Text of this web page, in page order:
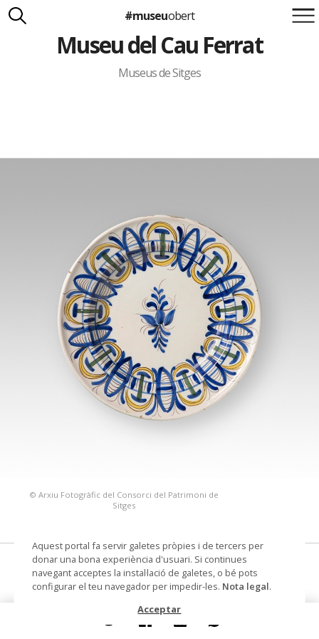
Suma't a la iniciativa
Carlota Royo
Francesca Barcellona
#museuobert
Museu del Cau Ferrat
Museus de Sitges
© Arxiu Fotogràfic del Consorci del Patrimoni de
Sitges
plata
Datació Segona meitat segle XIX
Aquest portal fa servir galetes pròpies i de tercers per
donar una bona experiència d'usuari. Si continues
navegant acceptes la instal·lació de galetes, o bé pots
configurar el teu navegador per impedir-les. Nota legal.
Acceptar